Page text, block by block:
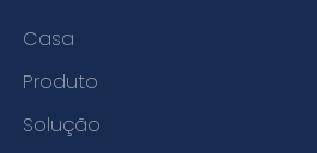
Casa
Produto
Solução